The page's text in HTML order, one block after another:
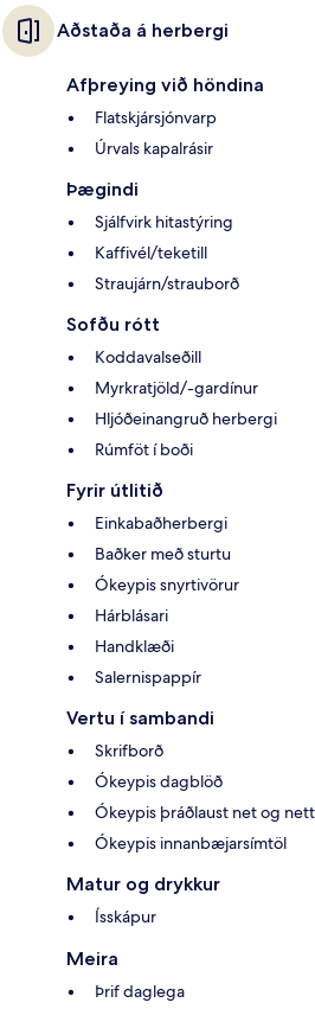
Aðstaða á herbergi
Afþreying við höndina
Flatskjársjónvarp
Úrvals kapalrásir
Þægindi
Sjálfvirk hitastýring
Kaffivél/teketill
Straujárn/strauborð
Sofðu rótt
Koddavalseðill
Myrkratjöld/-gardínur
Hljóðeinangruð herbergi
Rúmföt í boði
Fyrir útlitið
Einkabaðherbergi
Baðker með sturtu
Ókeypis snyrtivörur
Hárblásari
Handklæði
Salernispappír
Vertu í sambandi
Skrifborð
Ókeypis dagblöð
Ókeypis þráðlaust net og
Ókeypis innanbæjarsímtöl
Matur og drykkur
Ísskápur
Meira
Þrif daglega